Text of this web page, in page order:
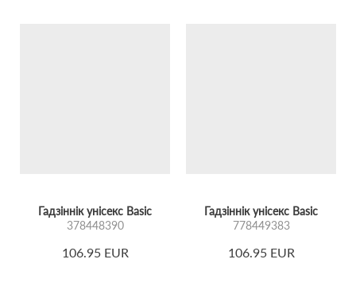
Гадзіннік унісекс Basic
378448390
106.95 EUR
Гадзіннік унісекс Basic
778449383
106.95 EUR